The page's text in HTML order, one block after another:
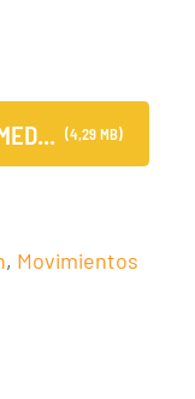
(4,29 MB)
, Movimientos